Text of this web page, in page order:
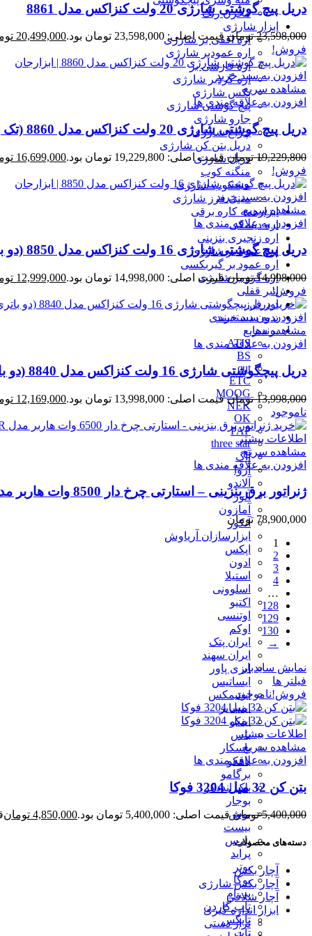
مخزن رنگ
ابزار شارژی
اره افقی بر شارژی
اره عمودبر شارژی
اره فارسی بر
اره گردبر شارژی
بکس شارژی
پیچ گوشتی شارژی
جارو شارژی
چراغ شارژی
دریل بتن کن شارژی
دریل شارژی
منگنه کوب
میخکوب شارژی
مینی فرز شارژی
ابزارهمه کاره برقی
اره دیسکی
اره زنجیری بنزینی
اره عمود بر شارژی
اره عمود بر گیربکسی
اره گرد بر شارژی
انبر قفلی
اور فرز
بدون دسته‌بندی
برندها
ATIS
BS
cut
ETC
MOOG
NEK
OK
PAP
three star
آاگ
آروا
آلاندو
آلور
آمازون
آنکور
ابزارسازان آریاوش
اپکس
ادون
استیلا
اسلوونی
اکتیو
اوتنسی
اوکم
ایران پتک
ایران سهند
ایزی پاور
ایساتیس
اینتیمکس
اینسایز
اینکو
باس
باسکار
باهکو
برگامو
بلک انددکر
بوجار
بوش
بیست
پارس
پراید
پوتر
پوکا
پی ام
تاپ گاردن
تاپکس
تات
دریل پیچ گوشتی شارژی 20 ولت کنزاکس مدل 8861
23,598,000 تومان قیمت اصلی: 23,598,000 تومان بود. 20,499,000
فروش!
افزودن به سبد خرید
مشاهده سریع
افزودن به علاقه مندی ها
دریل پیچ گوشتی شارژی 20 ولت کنزاکس مدل 8860 (تک باتری)
19,229,800 تومان قیمت اصلی: 19,229,800 تومان بود. 16,699,000
فروش!
افزودن به سبد خرید
مشاهده سریع
افزودن به علاقه مندی ها
دریل پیچ گوشتی شارژی 16 ولت کنزاکس مدل 8850 (دو باتری)
14,998,000 تومان قیمت اصلی: 14,998,000 تومان بود. 12,999,000
فروش!
افزودن به سبد خرید
مشاهده سریع
افزودن به علاقه مندی ها
دریل پیچگوشتی شارژی 16 ولت کنزاکس مدل 8840 (دو باتری)
13,998,000 تومان قیمت اصلی: 13,998,000 تومان بود. 12,169,000
ناموجود
اطلاعات بیشتر
مشاهده سریع
افزودن به علاقه مندی ها
ژنراتور برق بنزینی – استارتی چرخ دار 8500 وات هاربر مدل H8.5GR
78,900,000 تومان
1
2
3
4
…
128
129
130
→
نمایش سایدبار
فیلتر ها
فروش!ناموجود
اطلاعات بیشتر
مشاهده سریع
افزودن به علاقه مندی ها
بتن کن 32 میل 3204 فوکا
5,400,000 تومان قیمت اصلی: 5,400,000 تومان بود. 4,850,000 تومان
دسته‌های محصولات
آچار بکس
آچار بکس شارژی
آچار شلاقی
ابزار اندازه گیری
تراز دستی